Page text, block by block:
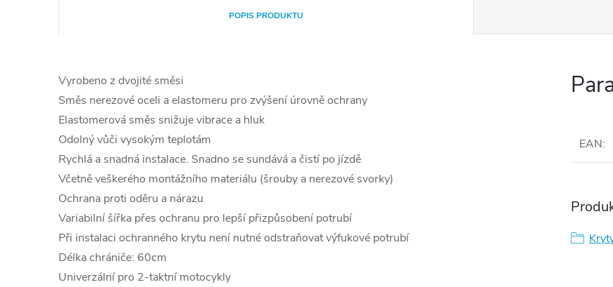
POPIS PRODUKTU
Vyrobeno z dvojité směsi
Směs nerezové oceli a elastomeru pro zvýšení úrovně ochrany
Elastomerová směs snižuje vibrace a hluk
Odolný vůči vysokým teplotám
Rychlá a snadná instalace. Snadno se sundává a čistí po jízdě
Včetně veškerého montážního materiálu (šrouby a nerezové svorky)
Ochrana proti oděru a nárazu
Variabilní šířka přes ochranu pro lepší přizpůsobení potrubí
Při instalaci ochranného krytu není nutné odstraňovat výfukové potrubí
Délka chrániče: 60cm
Univerzální pro 2-taktní motocykly
EAN: